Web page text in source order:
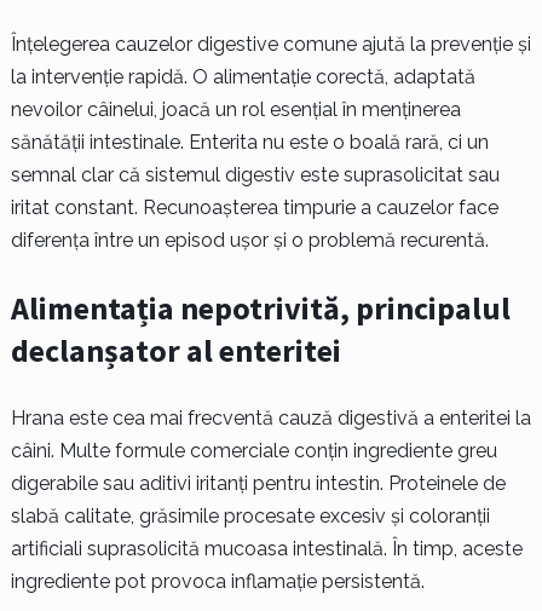
Înțelegerea cauzelor digestive comune ajută la prevenție și
la intervenție rapidă. O alimentație corectă, adaptată
nevoilor câinelui, joacă un rol esențial în menținerea
sănătății intestinale. Enterita nu este o boală rară, ci un
semnal clar că sistemul digestiv este suprasolicitat sau
iritat constant. Recunoașterea timpurie a cauzelor face
diferența între un episod ușor și o problemă recurentă.
Alimentația nepotrivită, principalul
declanșator al enteritei
Hrana este cea mai frecventă cauză digestivă a enteritei la
câini. Multe formule comerciale conțin ingrediente greu
digerabile sau aditivi iritanți pentru intestin. Proteinele de
slabă calitate, grăsimile procesate excesiv și coloranții
artificiali suprasolicită mucoasa intestinală. În timp, aceste
ingrediente pot provoca inflamație persistentă.